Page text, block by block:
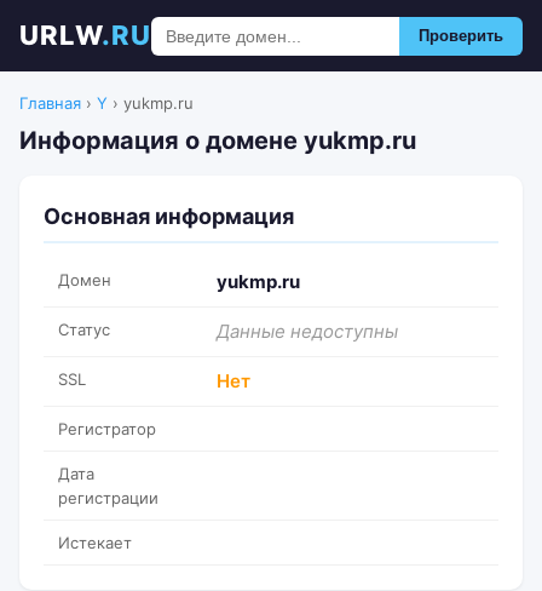
URLW.RU Проверить
Главная › Y › yukmp.ru
Информация о домене yukmp.ru
Основная информация
Домен yukmp.ru
Статус Данные недоступны
SSL Нет
Регистратор
Дата
регистрации
Истекает